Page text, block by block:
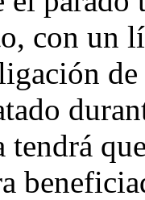
con un
tendrá